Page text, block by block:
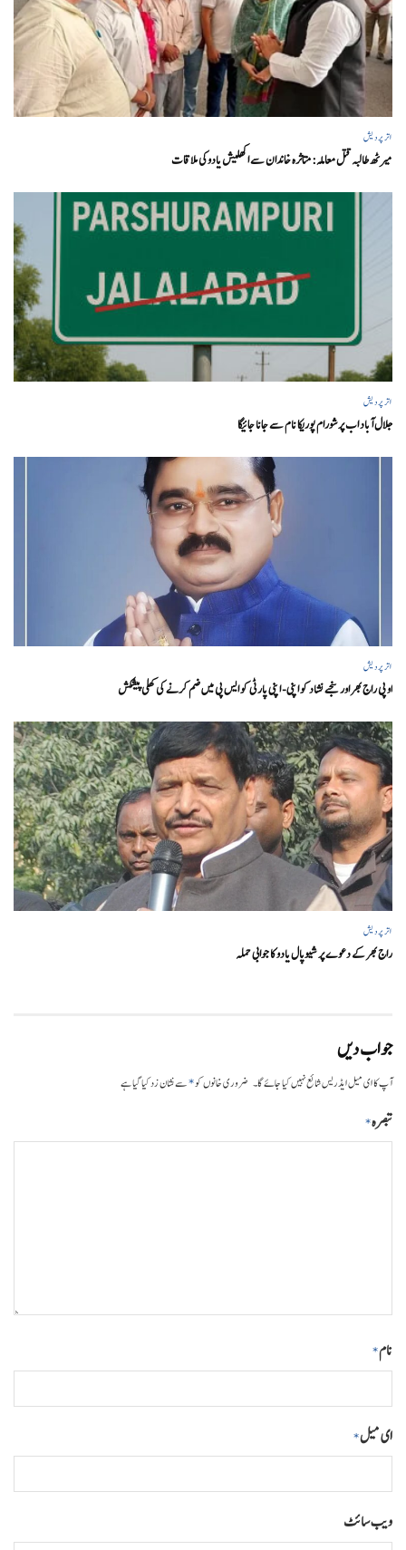
اتر پردیش
میرٹھ طالبہ قتل معاملہ: متاثرہ خاندان سے اکھلیش یادوکی ملاقات
اتر پردیش
جلال آباد اب پرشورام پوریکا نام سے جانا جائیگا
اتر پردیش
او پی راج بھر اور سنجے نشاد کو اپنی- اپنی پارٹی کو ایس پی میں ضم کرنے کی کھلی پیشکش
اتر پردیش
راج بھر کے دعوے پر شیوپال یادو کا جوابی حملہ
جواب دیں
آپ کا ای میل ایڈریس شائع نہیں کیا جائے گا۔ ضروری خانوں کو*سے نشان زد کیا گیا ہے
تبصرہ*
نام*
ای میل*
ویب‌ سائٹ